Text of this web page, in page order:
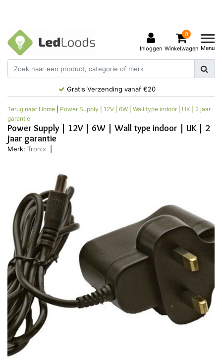
Inloggen
0
Winkelwagen Menu
Gratis Verzending vanaf €20
Terug naar Home
Power Supply | 12V | 6W | Wall type indoor | UK | 2 jaar
garantie
Power Supply | 12V | 6W | Wall type indoor | UK | 2
jaar garantie
Merk: Tronix